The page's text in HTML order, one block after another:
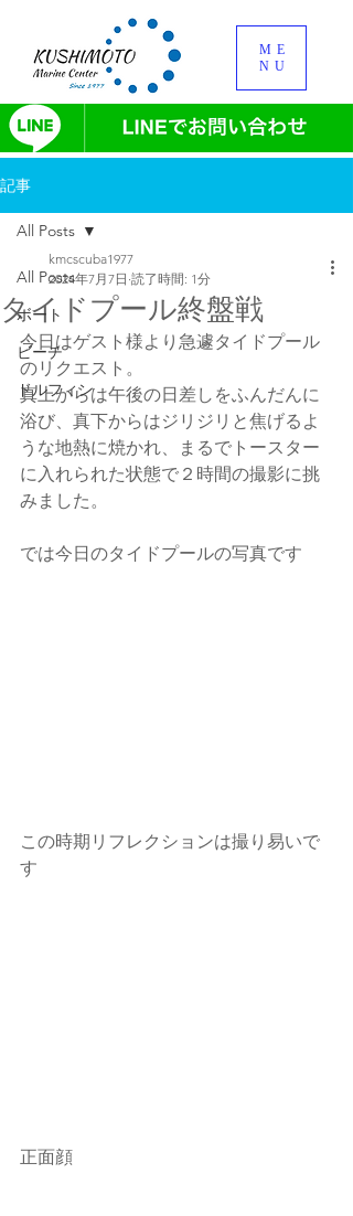
ME
NU
記事
All Posts
ボート
ビーチ
ドルフィン
All Posts
タイドプール終盤戦
kmcscuba1977
2024年7月7日 読了時間: 1分
今日はゲスト様より急遽タイドプール
のリクエスト。
真上からは午後の日差しをふんだんに
浴び、真下からはジリジリと焦げるよ
うな地熱に焼かれ、まるでトースター
に入れられた状態で２時間の撮影に挑
みました。
では今日のタイドプールの写真です
この時期リフレクションは撮り易いで
す
正面顔